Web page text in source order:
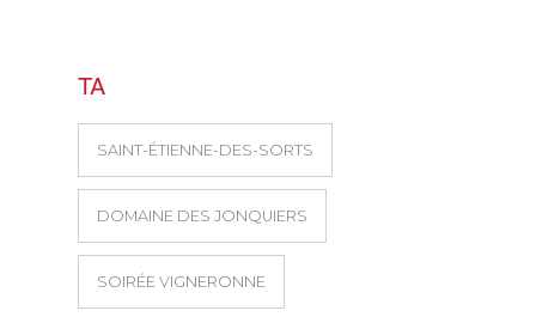
TA
SAINT-ÉTIENNE-DES-SORTS
DOMAINE DES JONQUIERS
SOIRÉE VIGNERONNE